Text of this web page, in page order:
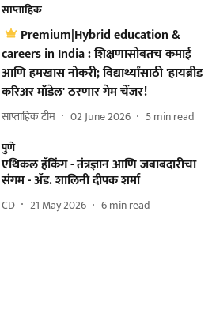
साप्ताहिक
Premium|Hybrid education &
careers in India : शिक्षणासोबतच कमाई
आणि हमखास नोकरी; विद्यार्थ्यांसाठी 'हायब्रीड
करिअर मॉडेल' ठरणार गेम चेंजर!
साप्ताहिक टीम 02 June 2026 5min read
पुणे
एथिकल हॅकिंग - तंत्रज्ञान आणि जबाबदारीचा
संगम - ॲड. शालिनी दीपक शर्मा
CD 21 May 2026 6min read